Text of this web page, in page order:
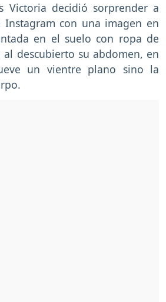
Victoria decidió sorprender a
Instagram con una imagen en
en el suelo con ropa de
descubierto su abdomen, en
un vientre plano sino la